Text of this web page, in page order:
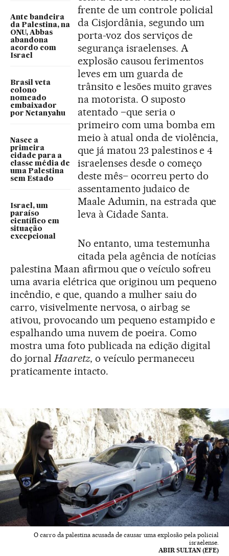
Ante bandeira
da Palestina, na
ONU, Abbas
abandona
acordo com
Israel
Brasil veta
colono
nomeado
embaixador
por Netanyahu
Nasce a
primeira
cidade para a
classe média de
uma Palestina
sem Estado
Israel, um
paraíso
científico em
situação
excepcional
frente de um controle policial
da Cisjordânia, segundo um
porta-voz dos serviços de
segurança israelenses. A
explosão causou ferimentos
leves em um guarda de
trânsito e lesões muito graves
na motorista. O suposto
atentado –que seria o
primeiro com uma bomba em
meio à atual onda de violência,
que já matou 23 palestinos e 4
israelenses desde o começo
deste mês– ocorreu perto do
assentamento judaico de
Maale Adumin, na estrada que
leva à Cidade Santa.
No entanto, uma testemunha
citada pela agência de notícias
palestina Maan afirmou que o veículo sofreu
uma avaria elétrica que originou um pequeno
incêndio, e que, quando a mulher saiu do
carro, visivelmente nervosa, o airbag se
ativou, provocando um pequeno estampido e
espalhando uma nuvem de poeira. Como
mostra uma foto publicada na edição digital
do jornal Haaretz, o veículo permaneceu
praticamente intacto.
O carro da palestina acusada de causar uma explosão pela policial
israelense.
ABIR SULTAN (EFE)